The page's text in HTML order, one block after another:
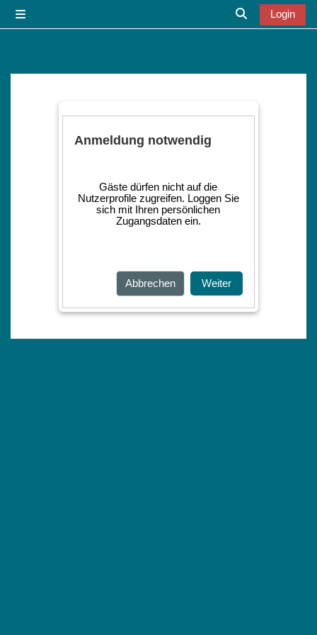
Sucheingabe
Login
Anmeldung notwendig
Gäste dürfen nicht auf die
Nutzerprofile zugreifen. Loggen Sie
sich mit Ihren persönlichen
Zugangsdaten ein.
Abbrechen Weiter